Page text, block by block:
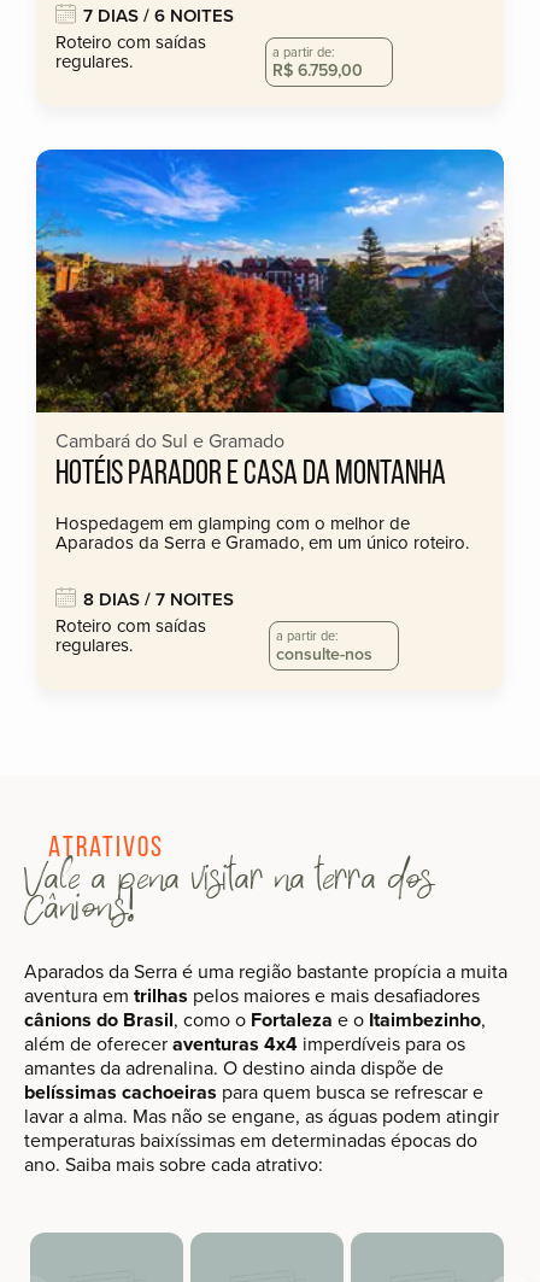
7 DIAS / 6 NOITES
Roteiro com saídas
regulares. a partir de:
R$ 6.759,00
Cambará do Sul e Gramado
HOTÉIS PARADOR E CASA DA MONTANHA
Hospedagem em glamping com o melhor de
Aparados da Serra e Gramado, em um único roteiro.
8 DIAS / 7 NOITES
Roteiro com saídas
regulares. a partir de:
consulte-nos
Atrativos
Vale a pena visitar na terra dos
Cânions!
Aparados da Serra é uma região bastante propícia a muita
aventura em trilhas pelos maiores e mais desafiadores
cânions do Brasil, como o Fortaleza e o Itaimbezinho,
além de ofereceraventuras 4x4 imperdíveis para os
amantes da adrenalina. O destino ainda dispõe de
belíssimas cachoeiras para quem busca se refrescar e
lavar a alma. Mas não se engane, as águas podem atingir
temperaturas baixíssimas em determinadas épocas do
ano. Saiba mais sobre cada atrativo: